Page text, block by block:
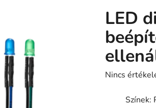
LED
A
átlagos
Nincs
Színek: